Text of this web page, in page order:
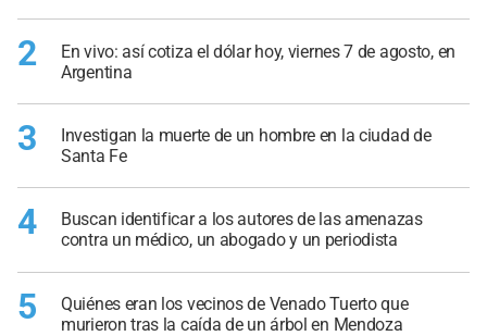
2
En vivo: así cotiza el dólar hoy, viernes 7 de agosto, en
Argentina
3
Investigan la muerte de un hombre en la ciudad de
Santa Fe
4
Buscan identificar a los autores de las amenazas
contra un médico, un abogado y un periodista
5
Quiénes eran los vecinos de Venado Tuerto que
murieron tras la caída de un árbol en Mendoza